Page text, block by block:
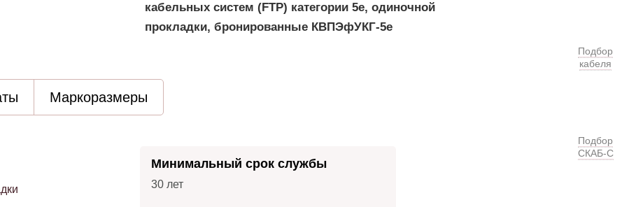
Подбор
кабеля
Подбор
СКАБ-С
кабельных систем (FTP) категории 5e, одиночной
прокладки, бронированные КВПЭфУКГ-5е
Маркоразмеры
Минимальный срок службы
30 лет